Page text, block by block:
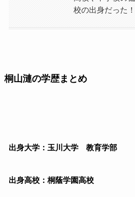
校の出身だった！
桐山漣の学歴まとめ
出身大学：玉川大学 教育学部
出身高校：桐蔭学園高校